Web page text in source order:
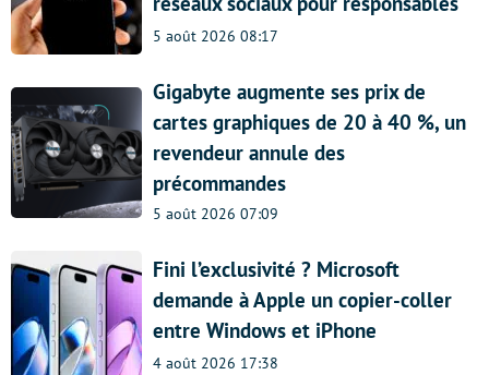
5 août 2026 08:17
Gigabyte augmente ses prix de
cartes graphiques de 20 à 40 %, un
revendeur annule des
précommandes
5 août 2026 07:09
Fini l’exclusivité ? Microsoft
demande à Apple un copier-coller
entre Windows et iPhone
4 août 2026 17:38